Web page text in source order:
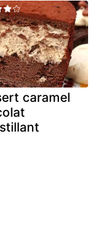
caramel